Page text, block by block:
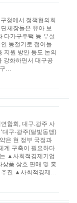
청에서 정책협의회
체장들은 유아 보
다가구주택 등 부설
동절기로 접어들
지원 방안 등도 논의
강화하면서 대구공
구…
합회, 대구.광주 사
대구-광주(달빛동맹)
은 현 정부 국정과
계 구축이 필요하다
▲사회적경제기업
품 상호 판매 및 홍
추진 ▲사회적경제…